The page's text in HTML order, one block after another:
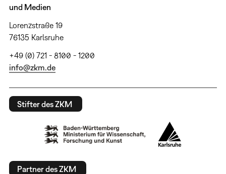
und Medien
Lorenzstraße 19
76135 Karlsruhe
+49 (0) 721 - 8100 - 1200
info@zkm.de
Stifter des ZKM
Partner des ZKM